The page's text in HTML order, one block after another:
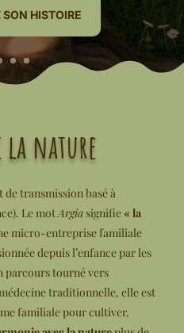
HISTOIRE
la nature
de transmission basé à
Le motArgiasignifie« la
micro-entreprise familiale
depuis l’enfance par les
parcours tourné vers
traditionnelle, elle est
familiale pour cultiver,